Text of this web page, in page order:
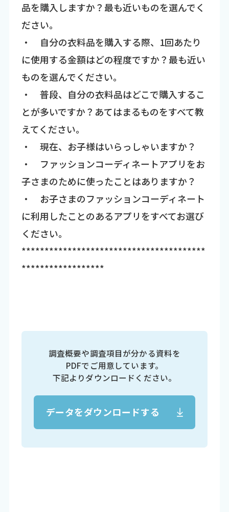
品を購入しますか？最も近いものを選んでく
ださい。
・ 自分の衣料品を購入する際、1回あたり
に使用する金額はどの程度ですか？最も近い
ものを選んでください。
・ 普段、自分の衣料品はどこで購入するこ
とが多いですか？あてはまるものをすべて教
えてください。
・ 現在、お子様はいらっしゃいますか？
・ ファッションコーディネートアプリをお
子さまのために使ったことはありますか？
・ お子さまのファッションコーディネート
に利用したことのあるアプリをすべてお選び
ください。
****************************************
******************
調査概要や調査項目が分かる資料を
PDFでご用意しています。
下記よりダウンロードください。
データをダウンロードする